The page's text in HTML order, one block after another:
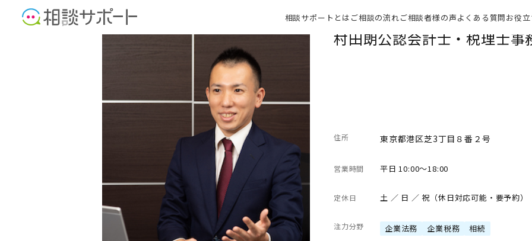
相談サポートとは ご相談の流れご相談者様の声よくある質問お役
公認会計士
村田朗公認会計士・税理士事
住所 東京都港区芝3丁目８番２号
営業時間 平日 10:00～18:00
定休日 土 ／ 日 ／ 祝（休日対応可能・要予約）
注力分野 企業法務 企業税務 相続